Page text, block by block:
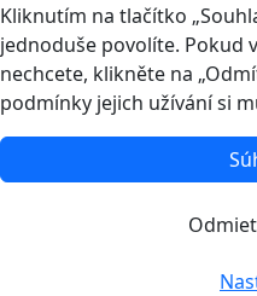
Kliknutím na tlačítko
jednoduše povolíte. Pokud
nechcete, klikněte na
podmínky jejich užívání si